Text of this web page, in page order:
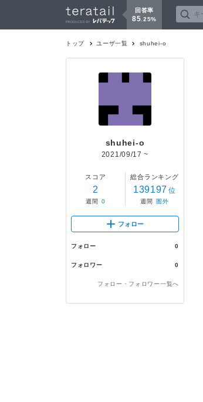
回答率
85 25%
トップ ユーザ一覧 shuhei-o
shuhei-o
2021/09/17 ~
スコア
2
週間 0
総合ランキング
139197 位
週間 圏外
フォロー
フォロー 0
フォロワー 0
フォロー・フォロワー一覧へ